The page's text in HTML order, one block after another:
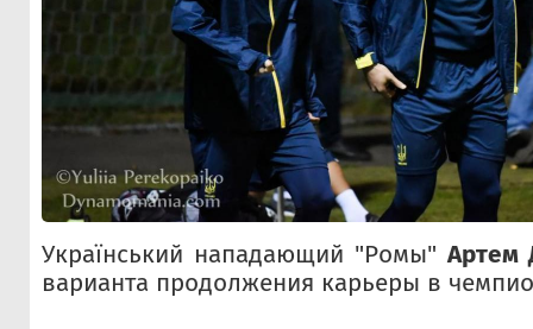
Український нападающий "Ромы" Артем
варианта продолжения карьеры в